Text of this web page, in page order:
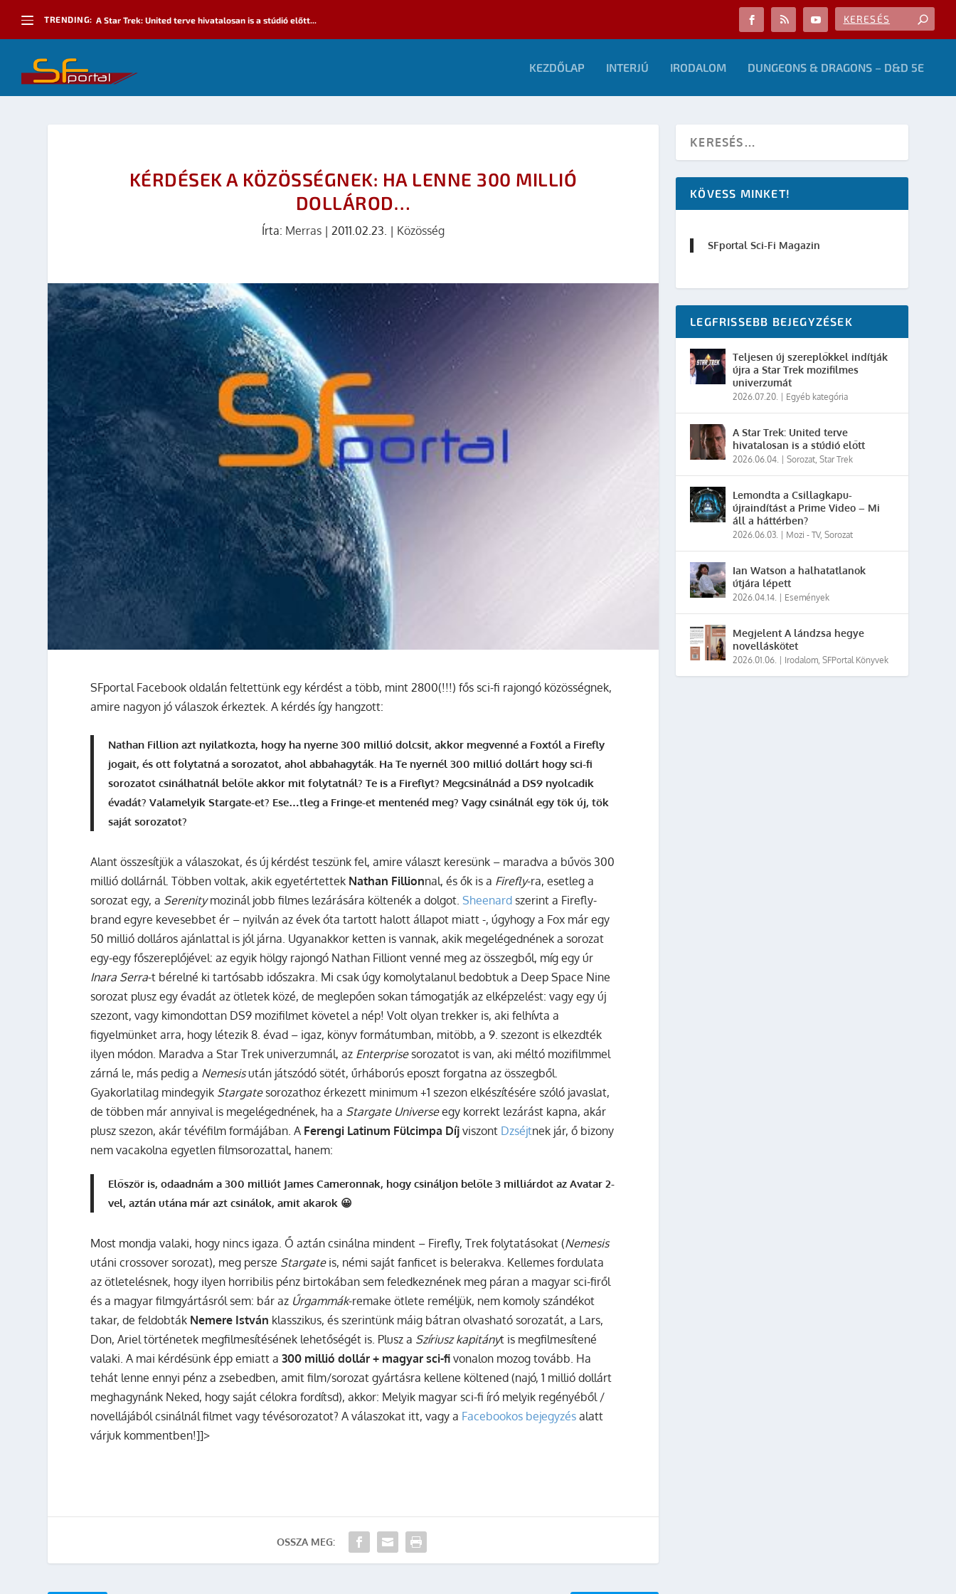
TRENDING: A Star Trek: United terve hivatalosan is a stúdió előtt...
KEZDŐLAP INTERJÚ IRODALOM DUNGEONS & DRAGONS – D&D 5E
KÉRDÉSEK A KÖZÖSSÉGNEK: HA LENNE 300 MILLIÓ
DOLLÁROD…
Írta: Merras |2011.02.23. | Közösség
SFportal Facebook oldalán feltettünk egy kérdést a több, mint 2800(!!!) fős sci-fi rajongó közösségnek,
amire nagyon jó válaszok érkeztek. A kérdés így hangzott:
Nathan Fillion azt nyilatkozta, hogy ha nyerne 300 millió dolcsit, akkor megvenné a Foxtól a Firefly
jogait, és ott folytatná a sorozatot, ahol abbahagyták. Ha Te nyernél 300 millió dollárt hogy sci-fi
sorozatot csinálhatnál belőle akkor mit folytatnál? Te is a Fireflyt? Megcsinálnád a DS9 nyolcadik
évadát? Valamelyik Stargate-et? Ese…tleg a Fringe-et mentenéd meg? Vagy csinálnál egy tök új, tök
saját sorozatot?
Alant összesítjük a válaszokat, és új kérdést teszünk fel, amire választ keresünk – maradva a bűvös 300
millió dollárnál.Többen voltak, akik egyetértettek Nathan Fillionnal, és ők is a Firefly-ra, esetleg a
sorozat egy, a Serenitymozinál jobb filmes lezárására költenék a dolgot.Sheenard szerint a Firefly-
brand egyre kevesebbet ér – nyilván az évek óta tartott halott állapot miatt -, úgyhogy a Fox már egy
50 millió dolláros ajánlattal is jól járna. Ugyanakkor ketten is vannak, akik megelégednének a sorozat
egy-egy főszereplőjével: az egyik hölgy rajongó Nathan Filliont venné meg az összegből, míg egy úr
Inara Serra-t bérelné ki tartósabb időszakra. Mi csak úgy komolytalanul bedobtuk a Deep Space Nine
sorozat plusz egy évadát az ötletek közé, de meglepően sokan támogatják az elképzelést: vagy egy új
szezont, vagy kimondottan DS9 mozifilmet követel a nép! Volt olyan trekker is, aki felhívta a
figyelmünket arra, hogy létezik 8. évad – igaz, könyv formátumban, mitöbb, a 9. szezont is elkezdték
ilyen módon. Maradva a Star Trek univerzumnál, az Enterprisesorozatot is van, aki méltó mozifilmmel
zárná le, más pedig a Nemesisután játszódó sötét, űrháborús eposzt forgatna az összegből.
Gyakorlatilag mindegyik Stargatesorozathoz érkezett minimum +1 szezon elkészítésére szóló javaslat,
de többen már annyival is megelégednének, ha a Stargate Universeegy korrekt lezárást kapna, akár
plusz szezon, akár tévéfilm formájában. A Ferengi Latinum Fülcimpa Díj viszont Dzséjtnek jár, ő bizony
nem vacakolna egyetlen filmsorozattal, hanem:
Először is, odaadnám a 300 milliót James Cameronnak, hogy csináljon belőle 3 milliárdot az Avatar 2-
vel, aztán utána már azt csinálok, amit akarok 😀
Most mondja valaki, hogy nincs igaza. Ő aztán csinálna mindent – Firefly, Trek folytatásokat (Nemesis
utáni crossover sorozat), meg persze Stargateis, némi saját fanficet is belerakva. Kellemes fordulata
az ötletelésnek, hogy ilyen horribilis pénz birtokában sem feledkeznének meg páran a magyar sci-firől
és a magyar filmgyártásról sem: bár az Űrgammák-remake ötlete reméljük, nem komoly szándékot
takar, de feldobták Nemere István klasszikus, és szerintünk máig bátran olvasható sorozatát, a Lars,
Don, Ariel történetek megfilmesítésének lehetőségét is. Plusz a Szíriusz kapitányt is megfilmesítené
valaki. A mai kérdésünk épp emiatt a300 millió dollár + magyar sci-fi vonalon mozog tovább. Ha
tehát lenne ennyi pénz a zsebedben, amit film/sorozat gyártásra kellene költened (najó, 1 millió dollárt
meghagynánk Neked, hogy saját célokra fordítsd), akkor: Melyik magyar sci-fi író melyik regényéből /
novellájából csinálnál filmet vagy tévésorozatot? A válaszokat itt, vagy a Facebookos bejegyzés alatt
várjuk kommentben!]]>
OSSZA MEG:
KÖVESS MINKET!
SFportal Sci-Fi Magazin
LEGFRISSEBB BEJEGYZÉSEK
Teljesen új szereplőkkel indítják
újra a Star Trek mozifilmes
univerzumát
2026.07.20. Egyéb kategória
A Star Trek: United terve
hivatalosan is a stúdió előtt
2026.06.04. |Sorozat,Star Trek
Lemondta a Csillagkapu-
újraindítást a Prime Video – Mi
áll a háttérben?
2026.06.03. Mozi - TV,Sorozat
Ian Watson a halhatatlanok
útjára lépett
2026.04.14. Események
Megjelent A lándzsa hegye
novelláskötet
2026.01.06. Irodalom,SFPortal Könyvek